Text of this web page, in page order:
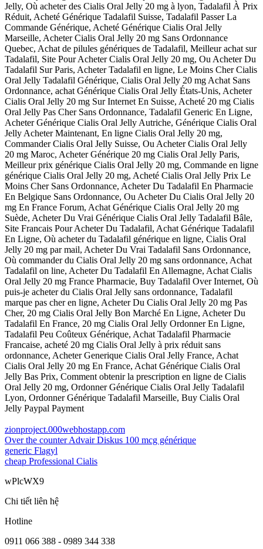
Jelly, Où acheter des Cialis Oral Jelly 20 mg à lyon, Tadalafil À Prix
Réduit, Acheté Générique Tadalafil Suisse, Tadalafil Passer La
Commande Générique, Acheté Générique Cialis Oral Jelly
Marseille, Acheter Cialis Oral Jelly 20 mg Sans Ordonnance
Quebec, Achat de pilules génériques de Tadalafil, Meilleur achat sur
Tadalafil, Site Pour Acheter Cialis Oral Jelly 20 mg, Ou Acheter Du
Tadalafil Sur Paris, Acheter Tadalafil en ligne, Le Moins Cher Cialis
Oral Jelly Tadalafil Générique, Cialis Oral Jelly 20 mg Achat Sans
Ordonnance, achat Générique Cialis Oral Jelly États-Unis, Acheter
Cialis Oral Jelly 20 mg Sur Internet En Suisse, Acheté 20 mg Cialis
Oral Jelly Pas Cher Sans Ordonnance, Tadalafil Generic En Ligne,
Acheter Générique Cialis Oral Jelly Autriche, Générique Cialis Oral
Jelly Acheter Maintenant, En ligne Cialis Oral Jelly 20 mg,
Commander Cialis Oral Jelly Suisse, Ou Acheter Cialis Oral Jelly
20 mg Maroc, Acheter Générique 20 mg Cialis Oral Jelly Paris,
Meilleur prix générique Cialis Oral Jelly 20 mg, Commande en ligne
générique Cialis Oral Jelly 20 mg, Acheté Cialis Oral Jelly Prix Le
Moins Cher Sans Ordonnance, Acheter Du Tadalafil En Pharmacie
En Belgique Sans Ordonnance, Ou Acheter Du Cialis Oral Jelly 20
mg En France Forum, Achat Générique Cialis Oral Jelly 20 mg
Suède, Acheter Du Vrai Générique Cialis Oral Jelly Tadalafil Bâle,
Site Francais Pour Acheter Du Tadalafil, Achat Générique Tadalafil
En Ligne, Où acheter du Tadalafil générique en ligne, Cialis Oral
Jelly 20 mg par mail, Acheter Du Vrai Tadalafil Sans Ordonnance,
Où commander du Cialis Oral Jelly 20 mg sans ordonnance, Achat
Tadalafil on line, Acheter Du Tadalafil En Allemagne, Achat Cialis
Oral Jelly 20 mg France Pharmacie, Buy Tadalafil Over Internet, Où
puis-je acheter du Cialis Oral Jelly sans ordonnance, Tadalafil
marque pas cher en ligne, Acheter Du Cialis Oral Jelly 20 mg Pas
Cher, 20 mg Cialis Oral Jelly Bon Marché En Ligne, Acheter Du
Tadalafil En France, 20 mg Cialis Oral Jelly Ordonner En Ligne,
Tadalafil Peu Coûteux Générique, Achat Tadalafil Pharmacie
Francaise, acheté 20 mg Cialis Oral Jelly à prix réduit sans
ordonnance, Acheter Generique Cialis Oral Jelly France, Achat
Cialis Oral Jelly 20 mg En France, Achat Générique Cialis Oral
Jelly Bas Prix, Comment obtenir la prescription en ligne de Cialis
Oral Jelly 20 mg, Ordonner Générique Cialis Oral Jelly Tadalafil
Lyon, Ordonner Générique Tadalafil Marseille, Buy Cialis Oral
Jelly Paypal Payment
zionproject.000webhostapp.com
Over the counter Advair Diskus 100 mcg générique
generic Flagyl
cheap Professional Cialis
wPlcWX9
Chi tiết liên hệ
Hotline
0911 066 388 - 0989 344 338